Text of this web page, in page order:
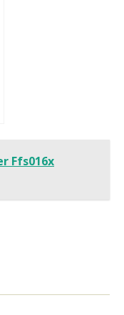
Ffs016x